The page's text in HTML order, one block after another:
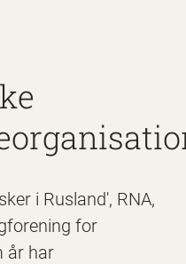
i Rusland', RNA,
for
år har